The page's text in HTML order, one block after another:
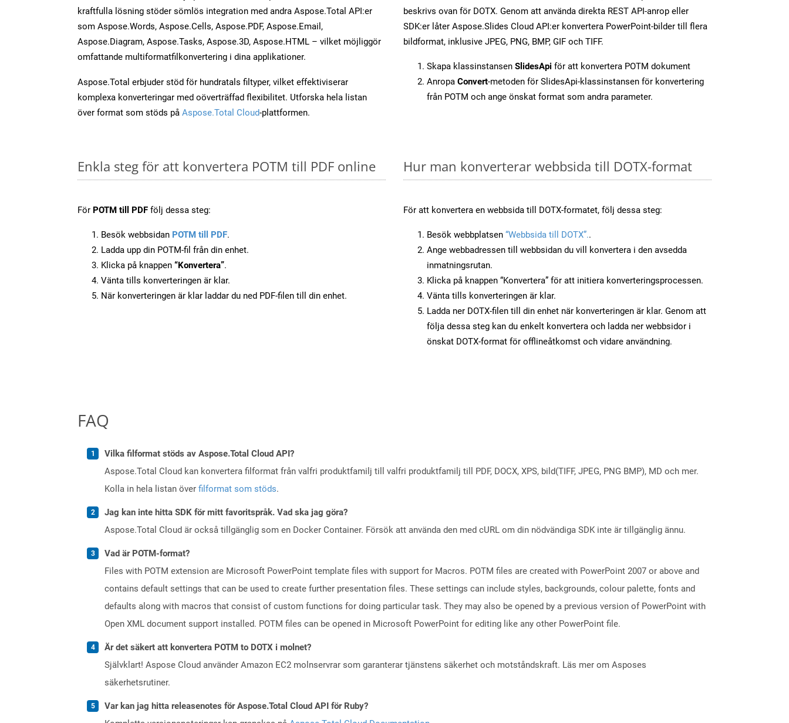
kraftfulla lösning stöder sömlös integration med andra Aspose.Total API:er
som Aspose.Words, Aspose.Cells, Aspose.PDF, Aspose.Email,
Aspose.Diagram, Aspose.Tasks, Aspose.3D, Aspose.HTML – vilket möjliggör
omfattande multiformatfilkonvertering i dina applikationer.
Aspose.Total erbjuder stöd för hundratals filtyper, vilket effektiviserar
komplexa konverteringar med oöverträffad flexibilitet. Utforska hela listan
över format som stöds på Aspose.Total Cloud-plattformen.
beskrivs ovan för DOTX. Genom att använda direkta REST API-anrop eller
SDK:er låter Aspose.Slides Cloud API:er konvertera PowerPoint-bilder till flera
bildformat, inklusive JPEG, PNG, BMP, GIF och TIFF.
Skapa klassinstansen SlidesApi för att konvertera POTM dokument
Anropa Convert-metoden för SlidesApi-klassinstansen för konvertering
från POTM och ange önskat format som andra parameter.
Enkla steg för att konvertera POTM till PDF online
För POTM till PDF följ dessa steg:
Besök webbsidan POTM till PDF.
Ladda upp din POTM-fil från din enhet.
Klicka på knappen “Konvertera”.
Vänta tills konverteringen är klar.
När konverteringen är klar laddar du ned PDF-filen till din enhet.
Hur man konverterar webbsida till DOTX-format
För att konvertera en webbsida till DOTX-formatet, följ dessa steg:
Besök webbplatsen “Webbsida till DOTX”..
Ange webbadressen till webbsidan du vill konvertera i den avsedda
inmatningsrutan.
Klicka på knappen “Konvertera” för att initiera konverteringsprocessen.
Vänta tills konverteringen är klar.
Ladda ner DOTX-filen till din enhet när konverteringen är klar. Genom att
följa dessa steg kan du enkelt konvertera och ladda ner webbsidor i
önskat DOTX-format för offlineåtkomst och vidare användning.
FAQ
Vilka filformat stöds av Aspose.Total Cloud API?
Aspose.Total Cloud kan konvertera filformat från valfri produktfamilj till valfri produktfamilj till PDF, DOCX, XPS, bild(TIFF, JPEG, PNG BMP), MD och mer.
Kolla in hela listan över filformat som stöds.
Jag kan inte hitta SDK för mitt favoritspråk. Vad ska jag göra?
Aspose.Total Cloud är också tillgänglig som en Docker Container. Försök att använda den med cURL om din nödvändiga SDK inte är tillgänglig ännu.
Vad är POTM-format?
Files with POTM extension are Microsoft PowerPoint template files with support for Macros. POTM files are created with PowerPoint 2007 or above and
contains default settings that can be used to create further presentation files. These settings can include styles, backgrounds, colour palette, fonts and
defaults along with macros that consist of custom functions for doing particular task. They may also be opened by a previous version of PowerPoint with
Open XML document support installed. POTM files can be opened in Microsoft PowerPoint for editing like any other PowerPoint file.
Är det säkert att konvertera POTM to DOTX i molnet?
Självklart! Aspose Cloud använder Amazon EC2 molnservrar som garanterar tjänstens säkerhet och motståndskraft. Läs mer om Asposes
säkerhetsrutiner.
Var kan jag hitta releasenotes för Aspose.Total Cloud API för Ruby?